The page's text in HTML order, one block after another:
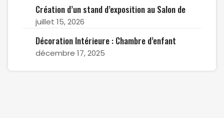
Création d’un stand d’exposition au Salon de
juillet 15, 2026
Décoration Intérieure : Chambre d’enfant
décembre 17, 2025